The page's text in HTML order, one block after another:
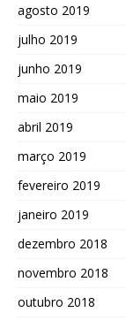
agosto 2019
julho 2019
junho 2019
maio 2019
abril 2019
março 2019
fevereiro 2019
janeiro 2019
dezembro 2018
novembro 2018
outubro 2018